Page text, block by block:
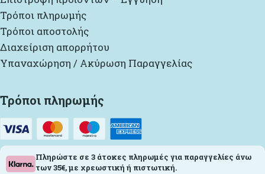
Τρόποι πληρωμής
Τρόποι αποστολής
Διαχείριση απορρήτου
Υπαναχώρηση / Ακύρωση Παραγγελίας
Τρόποι πληρωμής
Πληρώστε σε 3 άτοκες πληρωμές για παραγγελίες άνω
των 35€, με χρεωστική ή πιστωτική.